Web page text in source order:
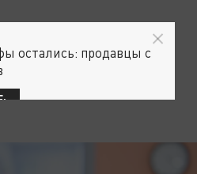
остались: продавцы с